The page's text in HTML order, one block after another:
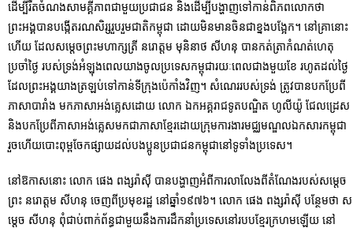
ដើម្បីរឹតចំណងសាមគ្គីភាពជាមួយប្រជាជន និងដើម្បីបង្ហាញទៅកាន់ពិភពលោកថា
ព្រះអង្គបានបង្កើតរណសិរ្សរួបរួមជាតិកម្ពុជា ដោយមិនមានចិនជាខ្នងបង្អែក។ នៅគ្រានោះ
ហើយ ដែលសម្តេចព្រះមហាក្សត្រី នរោត្តម មុនិនាថ សីហនុ បានកត់ត្រាកំណត់ហេតុ
ប្រចាំថ្ងៃ របស់ទ្រង់អំឡុងពេលយាងចូលប្រទេសកម្ពុជារយៈពេលជាងមួយខែ រហូតដល់ថ្ងៃ
ដែលព្រះអង្គយាងត្រឡប់ទៅកាន់ទីក្រុងប៉េកាំងវិញ។ សំណេររបស់ទ្រង់ ត្រូវបានបកប្រែពី
ភាសាបារាំង មកភាសាអង់គ្លេសដោយ លោក ឯកអគ្គរាជទូតបណ្ឌិត ហូលីយ៉ូ ជែលដ្រេស
និងបកប្រែពីភាសាអង់គ្លេសមកជាភាសាខ្មែរដោយក្រុមការងារមជ្ឈមណ្ឌលឯកសារកម្ពុជា
រួចហើយបោះពុម្ពចែកផ្សាយដល់បងប្អូនប្រជាជនកម្ពុជានៅទូទាំងប្រទេស។
នៅឱកាសនោះ លោក ផេង ពង្សរ៉ាស៊ី បានបង្ហាញអំពីការលាលែងពីតំណែងរបស់សម្តេច
ព្រះ នរោត្តម សីហនុ ចេញពីប្រមុខរដ្ឋ នៅឆ្នាំ១៩៧៦។ លោក ផេង ពង្សរ៉ាស៊ី បន្ថែមថា ស
ម្តេច សីហនុ ពុំជាប់ពាក់ព័ន្ធជាមួយនឹងការដឹកនាំប្រទេសនៅរបបខ្មែរក្រហមឡើយ នៅ